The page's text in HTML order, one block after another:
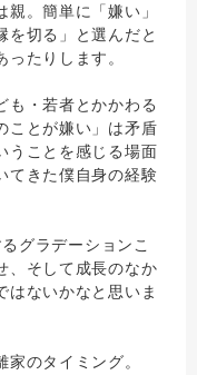
。簡単に「嫌い」
を切る」と選んだと
たりします。
・若者とかかわる
ことが嫌い」は矛盾
うことを感じる場面
てきた僕自身の経験
グラデーションこ
、そして成長のなか
はないかなと思いま
のタイミング。